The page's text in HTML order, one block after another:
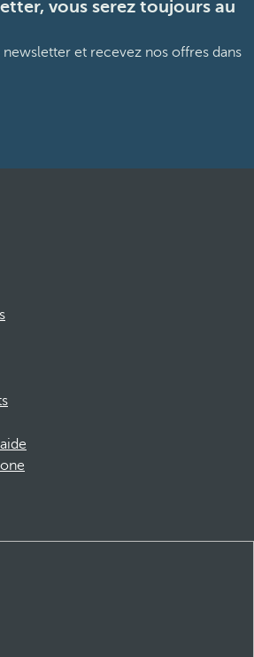
vous serez toujours au
et recevez nos offres dans